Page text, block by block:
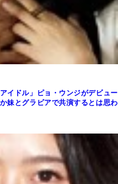
イドル」ピョ・ウンジがデビュー
妹とグラビアで共演するとは思わ